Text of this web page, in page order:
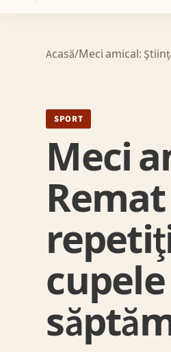
Acasă/Meci amical:
SPORT
Meci